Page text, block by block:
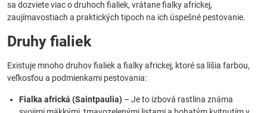
sa dozviete viac o druhoch fialiek, vrátane fialky africkej,
zaujímavostiach a praktických tipoch na ich úspešné pestovanie.
Druhy fialiek
Existuje mnoho druhov fialiek a fialky africkej, ktoré sa líšia farbou,
veľkosťou a podmienkami pestovania:
Fialka africká (Saintpaulia) – Je to izbová rastlina známa